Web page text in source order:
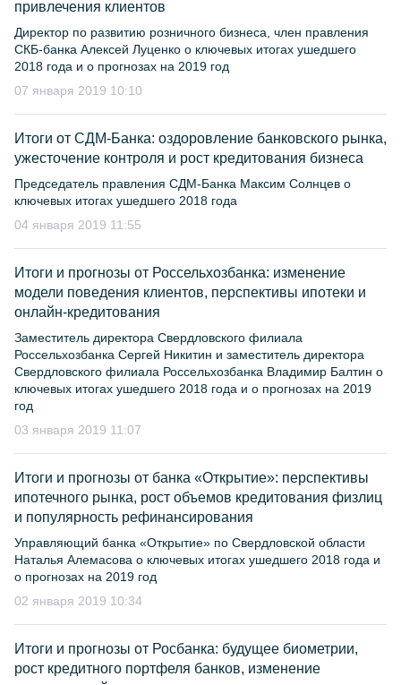
привлечения клиентов
Директор по развитию розничного бизнеса, член правления
СКБ-банка Алексей Луценко о ключевых итогах ушедшего
2018 года и о прогнозах на 2019 год
07 января 2019 10:10
Итоги от СДМ-Банка: оздоровление банковского рынка,
ужесточение контроля и рост кредитования бизнеса
Председатель правления СДМ-Банка Максим Солнцев о
ключевых итогах ушедшего 2018 года
04 января 2019 11:55
Итоги и прогнозы от Россельхозбанка: изменение
модели поведения клиентов, перспективы ипотеки и
онлайн-кредитования
Заместитель директора Свердловского филиала
Россельхозбанка Сергей Никитин и заместитель директора
Свердловского филиала Россельхозбанка Владимир Балтин о
ключевых итогах ушедшего 2018 года и о прогнозах на 2019
год
03 января 2019 11:07
Итоги и прогнозы от банка «Открытие»: перспективы
ипотечного рынка, рост объемов кредитования физлиц
и популярность рефинансирования
Управляющий банка «Открытие» по Свердловской области
Наталья Алемасова о ключевых итогах ушедшего 2018 года и
о прогнозах на 2019 год
02 января 2019 10:34
Итоги и прогнозы от Росбанка: будущее биометрии,
рост кредитного портфеля банков, изменение